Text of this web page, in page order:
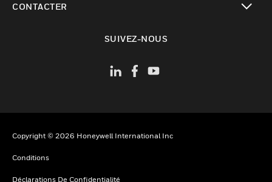
CONTACTER
SUIVEZ-NOUS
Copyright © 2026 Honeywell International Inc
Conditions
Déclarations De Confidentialité